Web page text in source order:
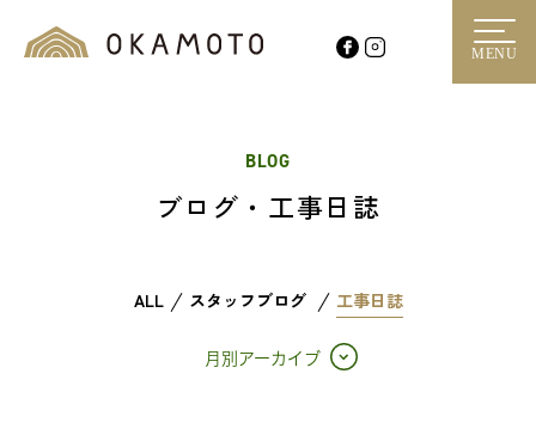
MENU
BLOG
ブログ・工事日誌
ALL スタッフブログ 工事日誌
月別アーカイブ